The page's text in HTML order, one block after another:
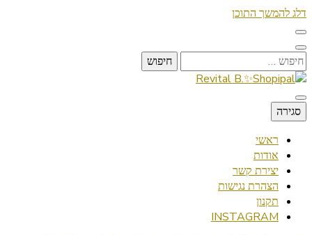
דלג להמשך התוכן
חיפוש:
Revital B.✨Shopipal
Lifestyle ✦ Beauty ✦ Vegan ✦ Travel
סגירה
ראשי
אודות
יצירת קשר
הצהרת נגישות
תקנון
INSTAGRAM